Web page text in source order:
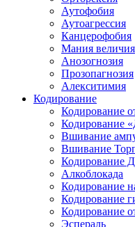
Аутофобия
Аутоагрессия
Канцерофобия
Мания величия
Анозогнозия
Прозопагнозия
Алекситимия
Кодирование
Кодирование
Кодирование
Вшивание
Вшивание
Кодирование
Алкоблокада
Кодирование
Кодирование
Кодирование
Эспераль